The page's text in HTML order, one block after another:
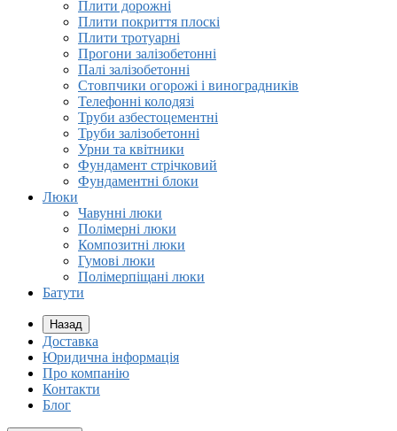
Плити дорожні
Плити покриття плоскі
Плити тротуарні
Прогони залізобетонні
Палі залізобетонні
Стовпчики огорожі і виноградників
Телефонні колодязі
Труби азбестоцементні
Труби залізобетонні
Урни та квітники
Фундамент стрічковий
Фундаментні блоки
Люки
Чавунні люки
Полімерні люки
Композитні люки
Гумові люки
Полімерпіщані люки
Батути
Назад
Доставка
Юридична інформація
Про компанію
Контакти
Блог